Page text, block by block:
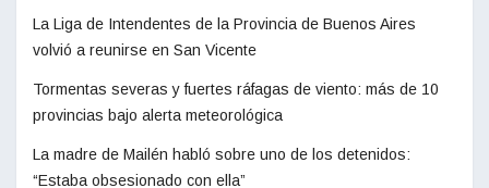
La Liga de Intendentes de la Provincia de Buenos Aires
volvió a reunirse en San Vicente
Tormentas severas y fuertes ráfagas de viento: más de 10
provincias bajo alerta meteorológica
La madre de Mailén habló sobre uno de los detenidos:
“Estaba obsesionado con ella”